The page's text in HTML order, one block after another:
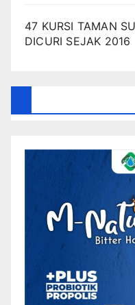
47 KURSI TAMAN
DICURI SEJAK 2016